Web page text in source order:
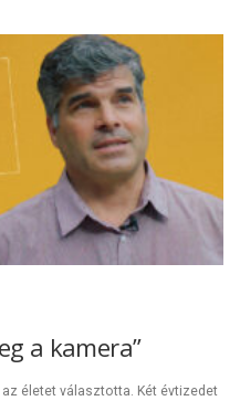
a kamera”
életet választotta. Két évtizedet